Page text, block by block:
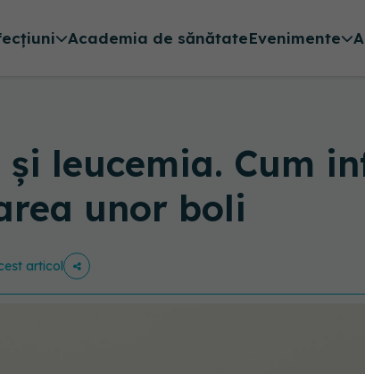
Academia de sănătateEvenimente
leucemia. Cum
unor boli
articol